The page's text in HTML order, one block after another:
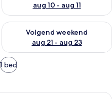
aug 10 - aug 11
dit weekend aug 14 -
Volgend weekend
aug 21 - aug 23
De beschikbaarheid
1 bed
Een hotelkamer met een groot bed,